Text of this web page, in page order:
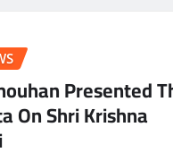
Presented
On Shri Krishna